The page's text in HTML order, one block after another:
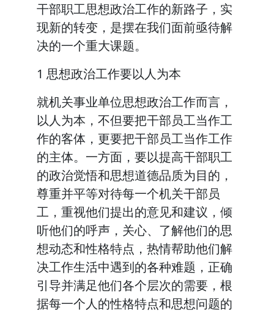
干部职工思想政治工作的新路子，实
现新的转变，是摆在我们面前亟待解
决的一个重大课题。
1 思想政治工作要以人为本
就机关事业单位思想政治工作而言，
以人为本，不但要把干部员工当作工
作的客体，更要把干部员工当作工作
的主体。一方面，要以提高干部职工
的政治觉悟和思想道德品质为目的，
尊重并平等对待每一个机关干部员
工，重视他们提出的意见和建议，倾
听他们的呼声，关心、了解他们的思
想动态和性格特点，热情帮助他们解
决工作生活中遇到的各种难题，正确
引导并满足他们各个层次的需要，根
据每一个人的性格特点和思想问题的